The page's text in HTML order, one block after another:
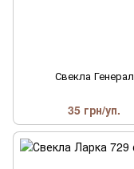
Свекла Генерал
35 грн/уп.